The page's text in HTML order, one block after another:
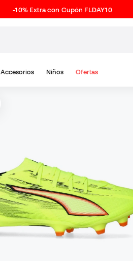
-10% Extra con Cupón FLDAY10
Accesorios Niños Ofertas